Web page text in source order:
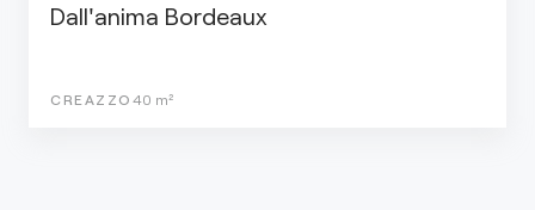
Dall'anima Bordeaux
CREAZZO 40 m²